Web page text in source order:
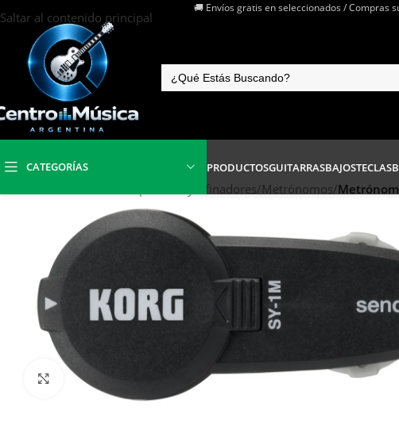
Saltar al contenido principal
🚚 Envíos gratis en seleccionados / Compras
CATEGORÍAS PRODUCTOSGUITARRASBAJOSTECLAS
Metrónomos Diapasones y Afinadores/Metrónomos/
Haga clic para ampliar